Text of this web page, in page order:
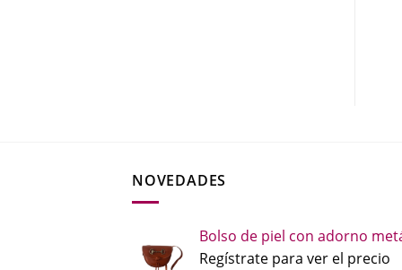
NOVEDADES
Bolso de piel con adorno
Regístrate para ver el precio